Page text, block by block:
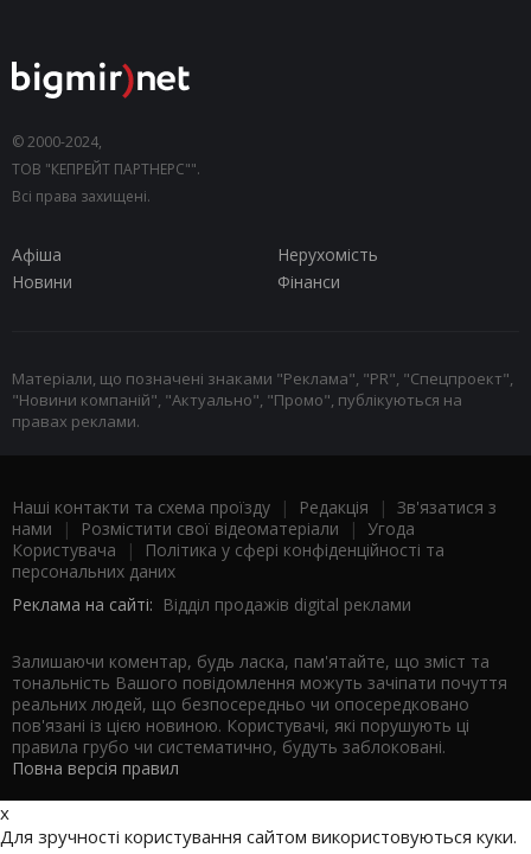
© 2000-2024,
ТОВ "КЕПРЕЙТ ПАРТНЕРС"".
Всі права захищені.
Афіша
Нерухомість
Новини
Фінанси
Матеріали, що позначені знаками "Реклама", "PR", "Спецпроект",
"Новини компаній", "Актуально", "Промо", публікуються на
правах реклами.
Наші контакти та схема проїзду | Редакція | Зв'язатися з
нами | Розмістити свої відеоматеріали | Угода
Користувача |
Політика у сфері конфіденційності та
персональних даних
Реклама на сайті: Відділ продажів digital реклами
Залишаючи коментар, будь ласка, пам'ятайте, що зміст та
тональність Вашого повідомлення можуть зачіпати почуття
реальних людей, що безпосередньо чи опосередковано
пов'язані із цією новиною. Користувачі, які порушують ці
правила грубо чи систематично, будуть заблоковані.
Повна версія правил
x
Для зручності користування сайтом використовуються куки.